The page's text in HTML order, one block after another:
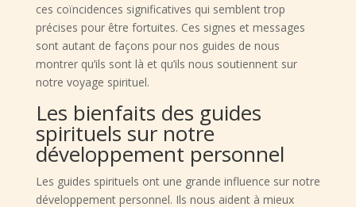
ces coïncidences significatives qui semblent trop
précises pour être fortuites. Ces signes et messages
sont autant de façons pour nos guides de nous
montrer qu’ils sont là et qu’ils nous soutiennent sur
notre voyage spirituel.
Les bienfaits des guides
spirituels sur notre
développement personnel
Les guides spirituels ont une grande influence sur notre
développement personnel. Ils nous aident à mieux